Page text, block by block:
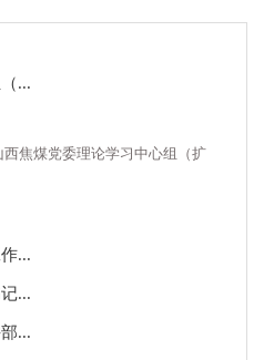
...
西焦煤党委理论学习中心组（扩
...
...
...